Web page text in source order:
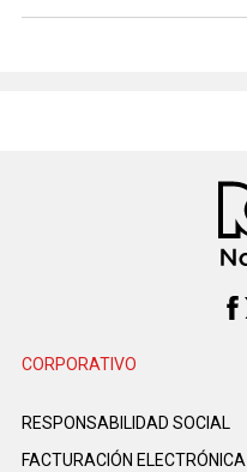
CORPORATIVO
RESPONSABILIDAD SOCIAL
FACTURACIÓN ELECTRÓNICA